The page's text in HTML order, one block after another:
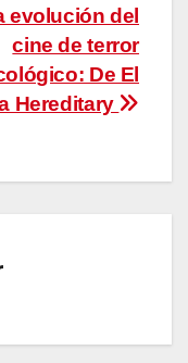
evolución del
cine de terror
De El
Hereditary